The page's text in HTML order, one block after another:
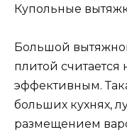
Купольные
Большой
плитой
эффективным.
больших кухнях,
размещением